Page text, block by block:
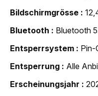
Bildschirmgrösse
Bluetooth
Bluetooth
Entsperrsystem
Pin-
Entsperrung
Alle
Erscheinungsjahr